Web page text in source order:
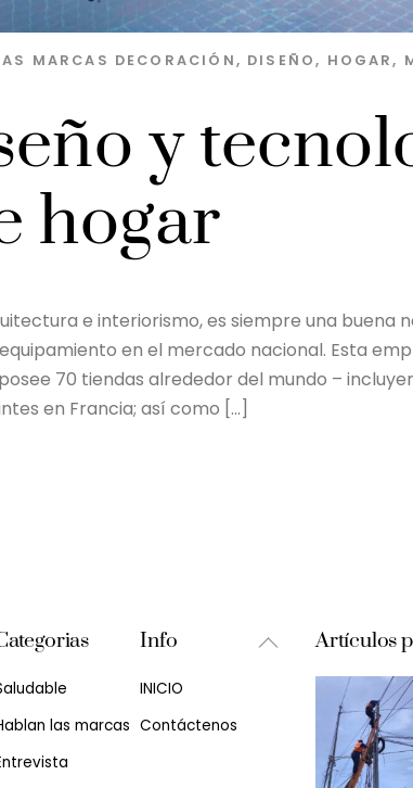
y
hogar
MARCAS DECORACIÓN, DISEÑO, HOGAR,
e interiorismo, es siempre una buena
en el mercado nacional. Esta
70 tiendas alrededor del mundo –
en Francia; así como […]
Back
las marcas
Info
INICIO
Contáctenos
Artículos